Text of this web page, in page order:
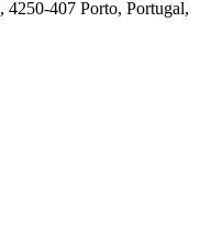
407 Porto, Portugal,